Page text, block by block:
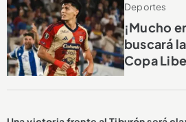
Deportes
¡Mucho
buscará
Copa